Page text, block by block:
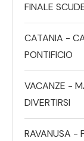
FINALE
CATANIA -
PONTIFICIO
VACANZE -
DIVERTIRSI
RAVANUSA -